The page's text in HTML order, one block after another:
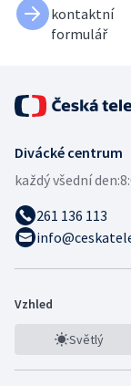
kontaktní
formulář
Divácké centrum
každý všední den:
261 136 113
Vzhled
Světlý